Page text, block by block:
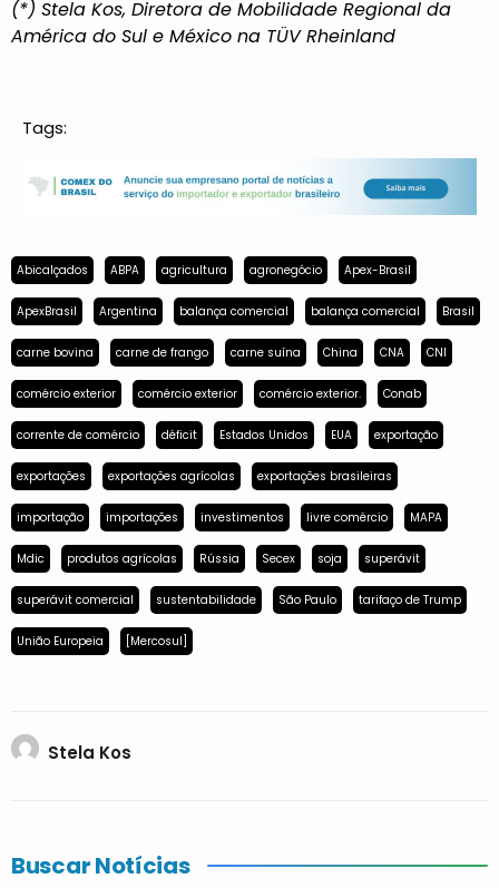
(*) Stela Kos, Diretora de Mobilidade Regional da
América do Sul e México na TÜV Rheinland
Tags:
Abicalçados ABPA agricultura agronegócio Apex-Brasil
ApexBrasil Argentina balança comercial balança comercial Brasil
carne bovina carne de frango carne suína China CNA CNI
comércio exterior comércio exterior comércio exterior. Conab
corrente de comércio déficit Estados Unidos EUA exportação
exportações exportações agrícolas exportações brasileiras
importação importações investimentos livre comércio MAPA
Mdic produtos agrícolas Rússia Secex soja superávit
superávit comercial sustentabilidade São Paulo tarifaço de Trump
União Europeia [Mercosul]
Stela Kos
Buscar Notícias